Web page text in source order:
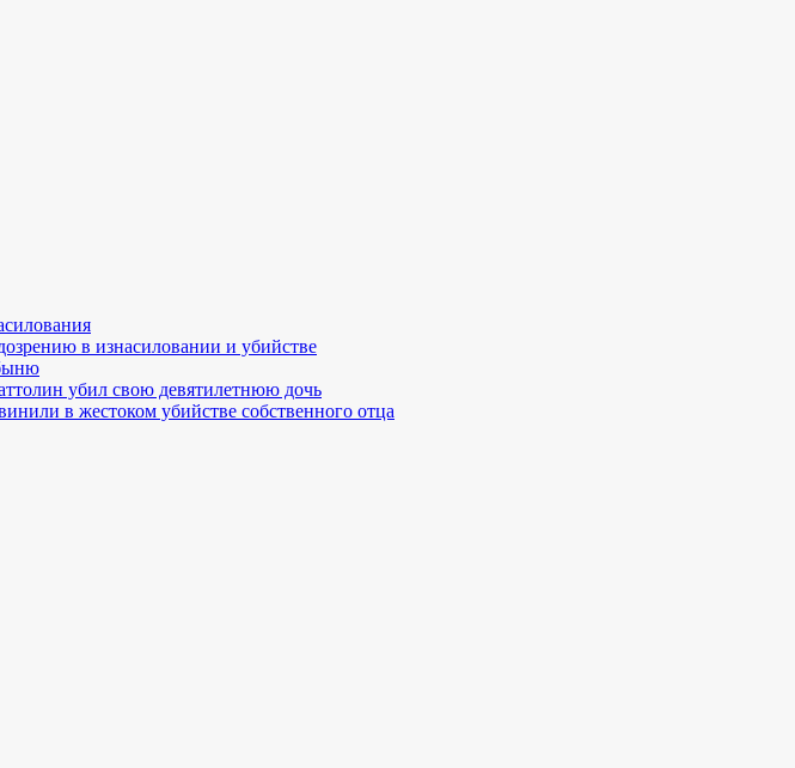
в изнасиловании и убийстве
убил свою девятилетнюю дочь
в жестоком убийстве собственного отца